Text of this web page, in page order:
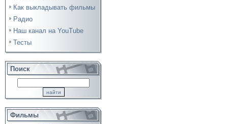
Как выкладывать фильмы
Радио
Наш канал на YouTube
Тесты
Поиск
Фильмы